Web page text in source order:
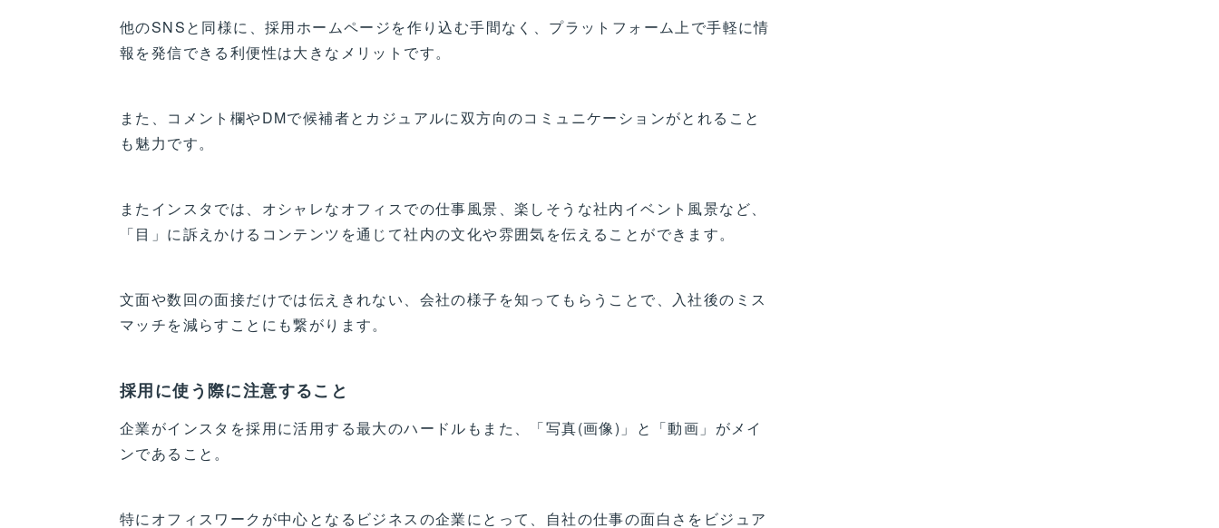
他のSNSと同様に、採用ホームページを作り込む手間なく、プラットフォーム上で手軽に情
報を発信できる利便性は大きなメリットです。
また、コメント欄やDMで候補者とカジュアルに双方向のコミュニケーションがとれること
も魅力です。
またインスタでは、オシャレなオフィスでの仕事風景、楽しそうな社内イベント風景など、
「目」に訴えかけるコンテンツを通じて社内の文化や雰囲気を伝えることができます。
文面や数回の面接だけでは伝えきれない、会社の様子を知ってもらうことで、入社後のミス
マッチを減らすことにも繋がります。
採用に使う際に注意すること
企業がインスタを採用に活用する最大のハードルもまた、「写真(画像)」と「動画」がメイ
ンであること。
特にオフィスワークが中心となるビジネスの企業にとって、自社の仕事の面白さをビジュア